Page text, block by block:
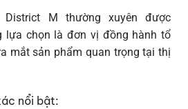
District M thường xuyên được
lựa chọn là đơn vị đồng hành tổ
mắt sản phẩm quan trọng tại thị
nổi bật: